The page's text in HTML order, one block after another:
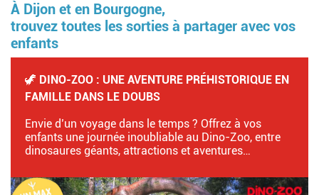
À Dijon et en Bourgogne,
trouvez toutes les sorties à partager avec vos
enfants
🦖 DINO-ZOO : UNE AVENTURE PRÉHISTORIQUE EN
FAMILLE DANS LE DOUBS
Envie d’un voyage dans le temps ? Offrez à vos
enfants une journée inoubliable au Dino-Zoo, entre
dinosaures géants, attractions et aventures…